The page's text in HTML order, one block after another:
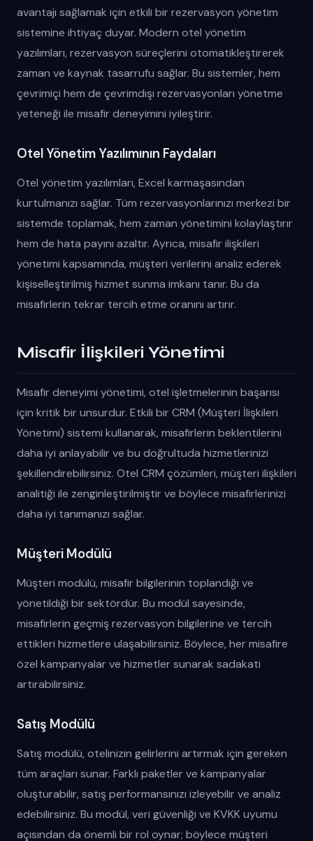
avantajı sağlamak için etkili bir rezervasyon yönetim
sistemine ihtiyaç duyar. Modern otel yönetim
yazılımları, rezervasyon süreçlerini otomatikleştirerek
zaman ve kaynak tasarrufu sağlar. Bu sistemler, hem
çevrimiçi hem de çevrimdışı rezervasyonları yönetme
yeteneği ile misafir deneyimini iyileştirir.
Otel Yönetim Yazılımının Faydaları
Otel yönetim yazılımları, Excel karmaşasından
kurtulmanızı sağlar. Tüm rezervasyonlarınızı merkezi bir
sistemde toplamak, hem zaman yönetimini kolaylaştırır
hem de hata payını azaltır. Ayrıca, misafir ilişkileri
yönetimi kapsamında, müşteri verilerini analiz ederek
kişiselleştirilmiş hizmet sunma imkanı tanır. Bu da
misafirlerin tekrar tercih etme oranını artırır.
Misafir İlişkileri Yönetimi
Misafir deneyimi yönetimi, otel işletmelerinin başarısı
için kritik bir unsurdur. Etkili bir CRM (Müşteri İlişkileri
Yönetimi) sistemi kullanarak, misafirlerin beklentilerini
daha iyi anlayabilir ve bu doğrultuda hizmetlerinizi
şekillendirebilirsiniz. Otel CRM çözümleri, müşteri ilişkileri
analitiği ile zenginleştirilmiştir ve böylece misafirlerinizi
daha iyi tanımanızı sağlar.
Müşteri Modülü
Müşteri modülü, misafir bilgilerinin toplandığı ve
yönetildiği bir sektördür. Bu modül sayesinde,
misafirlerin geçmiş rezervasyon bilgilerine ve tercih
ettikleri hizmetlere ulaşabilirsiniz. Böylece, her misafire
özel kampanyalar ve hizmetler sunarak sadakati
artırabilirsiniz.
Satış Modülü
Satış modülü, otelinizin gelirlerini artırmak için gereken
tüm araçları sunar. Farklı paketler ve kampanyalar
oluşturabilir, satış performansınızı izleyebilir ve analiz
edebilirsiniz. Bu modül, veri güvenliği ve KVKK uyumu
açısından da önemli bir rol oynar; böylece müşteri